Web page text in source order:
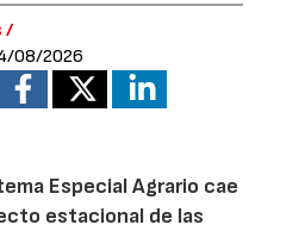
/
08/2026
Especial Agrario cae
estacional de las